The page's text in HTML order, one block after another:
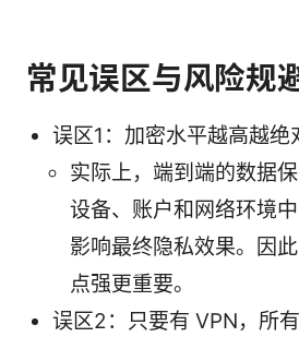
常见误区与风险规
误区1：加密水平越高越绝
实际上，端到端的数据
设备、账户和网络环境
影响最终隐私效果。因
点强更重要。
误区2：只要有 VPN，所